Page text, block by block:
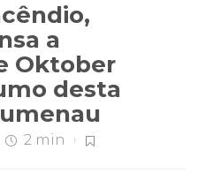
a
Oktober
desta
2 min